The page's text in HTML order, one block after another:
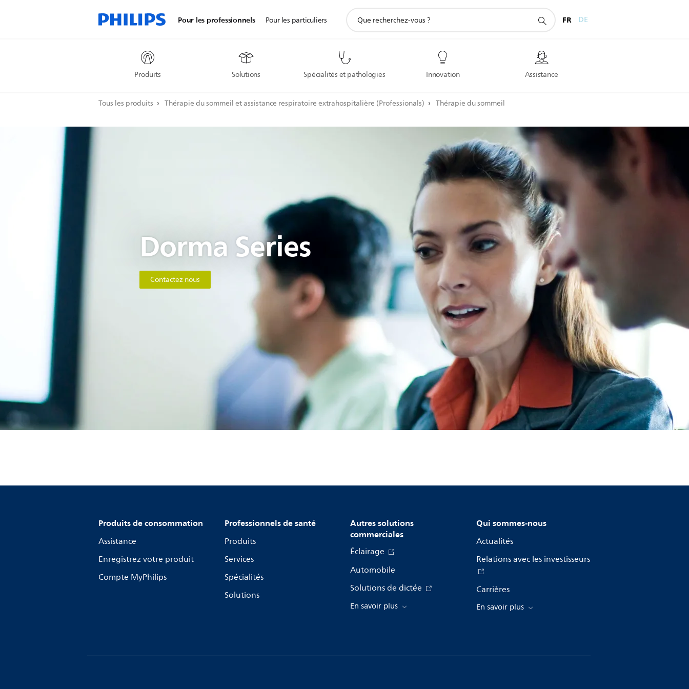
Pour les professionnels
Produits Solutions Spécialités et pathologies Innovation Assistance
Pour les particuliers
recherche
FR DE
Tous les produits Thérapie du sommeil et assistance respiratoire extrahospitalière (Professionals) Thérapie du sommeil
Dorma Series
Contactez nous
Produits de consommation
Assistance
Enregistrez votre produit
Compte MyPhilips
Professionnels de santé
Produits
Services
Spécialités
Solutions
Autres solutions
commerciales
Éclairage
Automobile
Solutions de dictée
En savoir plus
Qui sommes-nous
Actualités
Relations avec les investisseurs
Carrières
En savoir plus